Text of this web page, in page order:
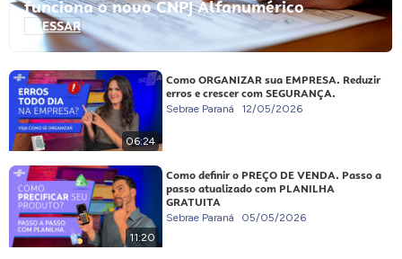
funciona o novo CNPJ Alfanumérico
ACESSAR
06:24
Como ORGANIZAR sua EMPRESA. Reduzir
erros e crescer com SEGURANÇA.
Sebrae Paraná 12/05/2026
11:20
Como definir o PREÇO DE VENDA. Passo a
passo atualizado com PLANILHA
GRATUITA
Sebrae Paraná 05/05/2026